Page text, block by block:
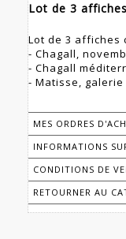
Lot de 3
Lot de 3 affiches
- Chagall,
- Chagall
- Matisse, galerie
MES ORDRES
INFORMATIONS
CONDITIONS DE
RETOURNER AU